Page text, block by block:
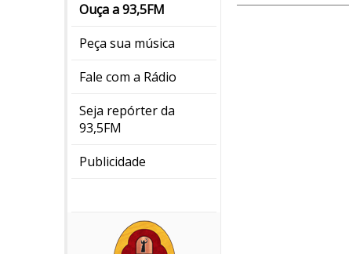
Ouça a 93,5FM
Peça sua música
Fale com a Rádio
Seja repórter da
93,5FM
Publicidade